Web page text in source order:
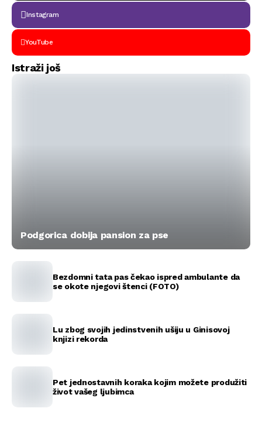
Instagram
YouTube
Istraži još
Podgorica dobija pansion za pse
Bezdomni tata pas čekao ispred ambulante da
se okote njegovi štenci (FOTO)
Lu zbog svojih jedinstvenih ušiju u Ginisovoj
knjizi rekorda
Pet jednostavnih koraka kojim možete produžiti
život vašeg ljubimca